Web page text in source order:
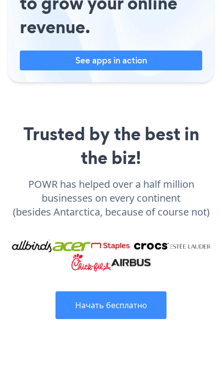
revenue.
See apps in action
Trusted by the best in
the biz!
POWR has helped over a half million
businesses on every continent
(besides Antarctica, because of course not)
Начать бесплатно